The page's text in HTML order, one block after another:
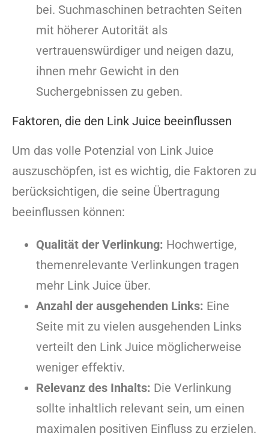
bei. Suchmaschinen betrachten Seiten
mit höherer Autorität als
vertrauenswürdiger und neigen dazu,
ihnen mehr Gewicht in den
Suchergebnissen zu geben.
Faktoren, die den Link Juice beeinflussen
Um das volle Potenzial von Link Juice
auszuschöpfen, ist es wichtig, die Faktoren zu
berücksichtigen, die seine Übertragung
beeinflussen können:
Qualität der Verlinkung: Hochwertige,
themenrelevante Verlinkungen tragen
mehr Link Juice über.
Anzahl der ausgehenden Links: Eine
Seite mit zu vielen ausgehenden Links
verteilt den Link Juice möglicherweise
weniger effektiv.
Relevanz des Inhalts: Die Verlinkung
sollte inhaltlich relevant sein, um einen
maximalen positiven Einfluss zu erzielen.